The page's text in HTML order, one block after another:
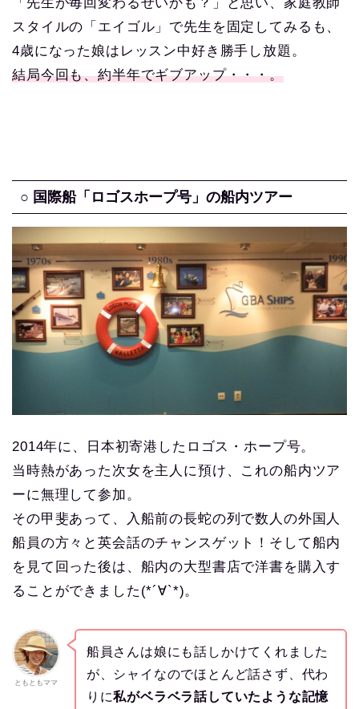
スタイルの「エイゴル」で先生を固定してみるも、
4歳になった娘はレッスン中好き勝手し放題。
結局今回も、約半年でギブアップ・・・。
○ 国際船「ロゴスホープ号」の船内ツアー
2014年に、日本初寄港したロゴス・ホープ号。
当時熱があった次女を主人に預け、これの船内ツア
ーに無理して参加。
その甲斐あって、入船前の長蛇の列で数人の外国人
船員の方々と英会話のチャンスゲット！そして船内
を見て回った後は、船内の大型書店で洋書を購入す
ることができました(*´∀`*)。
ともともママ
船員さんは娘にも話しかけてくれました
が、シャイなのでほとんど話さず、代わ
りに私がベラベラ話していたような記憶